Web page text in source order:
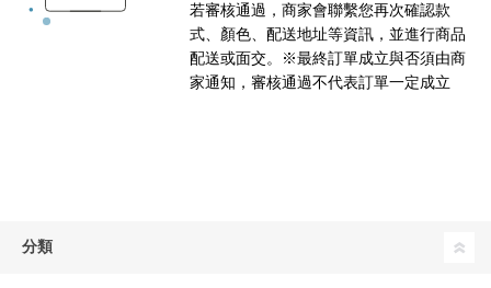
若審核通過，商家會聯繫您再次確認款
式、顏色、配送地址等資訊，並進行商品
配送或面交。※最終訂單成立與否須由商
家通知，審核通過不代表訂單一定成立
分類